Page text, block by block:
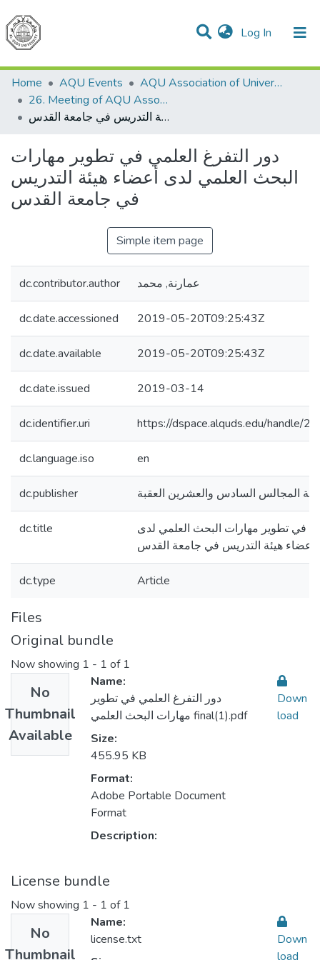
Log In (current)
Communities & Collections
All of DSpace
Home
AQU Events
AQU Association of University Councils
26. Meeting of AQU Association of University Councils
دور التفرغ العلمي في تطوير مهارات البحث العلمي لدى أعضاء هيئة التدريس في جامعة القدس
دور التفرغ العلمي في تطوير مهارات
البحث العلمي لدى أعضاء هيئة التدريس
في جامعة القدس
Simple item page
dc.contributor.author عمارنة, محمد
dc.date.accessioned 2019-05-20T09:25:43Z
dc.date.available 2019-05-20T09:25:43Z
dc.date.issued 2019-03-14
dc.identifier.uri https://dspace.alquds.edu/handle/
dc.language.iso en
dc.publisher المجالس السادس والعشرين العقبة
dc.title
في تطوير مهارات البحث العلمي لدى
أعضاء هيئة التدريس في جامعة القدس
dc.type Article
Files
Original bundle
Now showing 1 - 1 of 1
No
Thumbnail
Available
Name:
دور التفرغ العلمي في تطوير
مهارات البحث العلمي final(1).pdf
Size:
455.95 KB
Format:
Adobe Portable Document
Format
Description:
Down
load
License bundle
Now showing 1 - 1 of 1
No
Thumbnail
Name:
license.txt
Down
load